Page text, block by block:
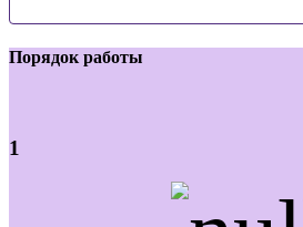
Порядок работы
1